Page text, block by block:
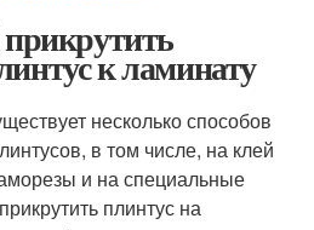
к ламинату
несколько способов
в том числе, на клей
и на специальные
плинтус на